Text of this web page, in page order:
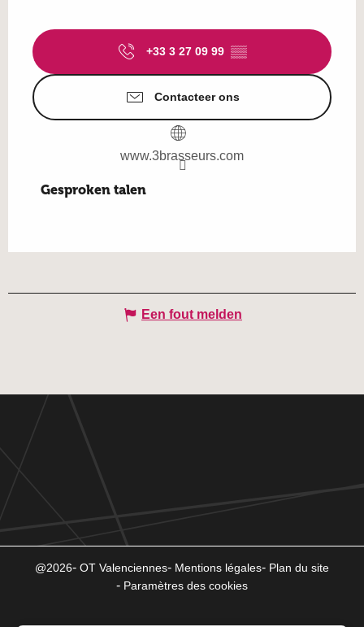
+33 3 27 09 99 ▒▒
Contacteer ons
www.3brasseurs.com
Gesproken talen
Gesproken talen
Een fout melden
@2026 OT Valenciennes Mentions légales
Plan du site
Paramètres des cookies